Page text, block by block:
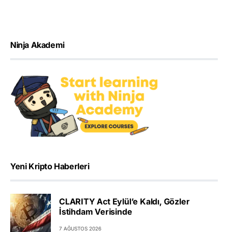
Ninja Akademi
Yeni Kripto Haberleri
CLARITY Act Eylül’e Kaldı, Gözler
İstihdam Verisinde
7 AĞUSTOS 2026